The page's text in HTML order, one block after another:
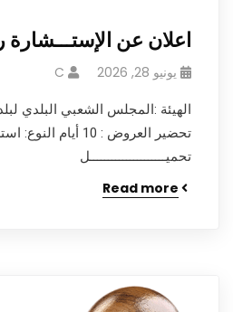
اعلان عن الإستـــشارة رقم 10
يونيو 28, 2026 C
الهيئة :المجلس الشعبي البلدي
تحضير العروض : 10
تحميـــــــــــــــــــــل
Read more